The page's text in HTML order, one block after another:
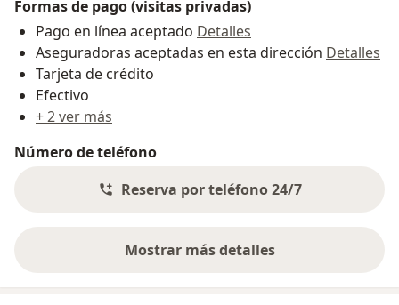
Formas de pago (visitas privadas)
Pago en línea aceptado Detalles
Aseguradoras aceptadas en esta dirección Detalles
Tarjeta de crédito
Efectivo
+ 2 ver más
Número de teléfono
Reserva por teléfono 24/7
Mostrar más detalles
sobre la dirección